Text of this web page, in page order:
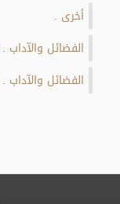
أخرى
الفضائل والآداب
الفضائل والآداب